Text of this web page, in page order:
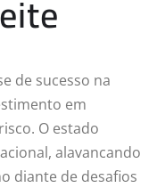
de sucesso na
em
O estado
alavancando
diante de desafios